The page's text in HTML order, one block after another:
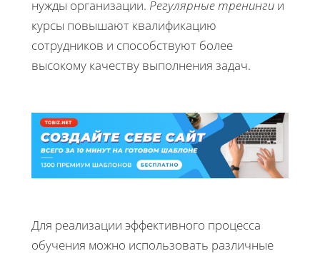
нужды организации. Регулярные тренинги и
курсы повышают квалификацию
сотрудников и способствуют более
высокому качеству выполнения задач.
Для реализации эффективного процесса
обучения можно использовать различные